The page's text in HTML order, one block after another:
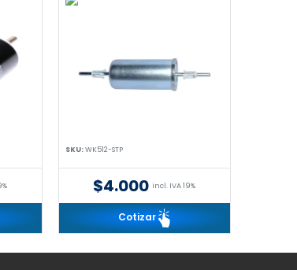
SKU:WK512-STP
$4.000 incl. IVA 19%
Cotizar